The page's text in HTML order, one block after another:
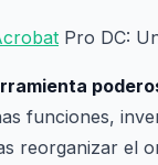
Pro DC:
funciones,
reorganizar el